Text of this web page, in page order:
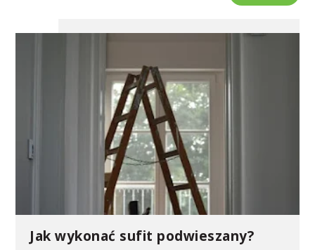
Jak wykonać sufit podwieszany?